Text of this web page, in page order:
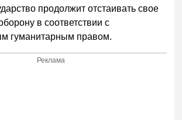
продолжит отстаивать свое
в соответствии с
гуманитарным правом.
Реклама